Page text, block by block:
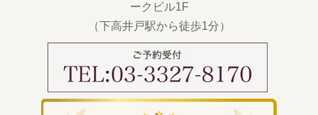
ークビル1F
（下高井戸駅から徒歩1分）